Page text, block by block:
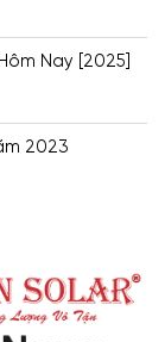
Nay [2025]
2023